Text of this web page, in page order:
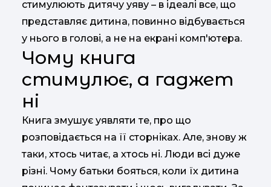
стимулюють дитячу уяву – в ідеалі все, що
представляє дитина, повинно відбувається
у нього в голові, а не на екрані комп'ютера.
Чому книга
стимулює, а гаджет
ні
Книга змушує уявляти те, про що
розповідається на її сторніках. Але, знову ж
таки, хтось читає, а хтось ні. Люди всі дуже
різні. Чому батьки бояться, коли їх дитина